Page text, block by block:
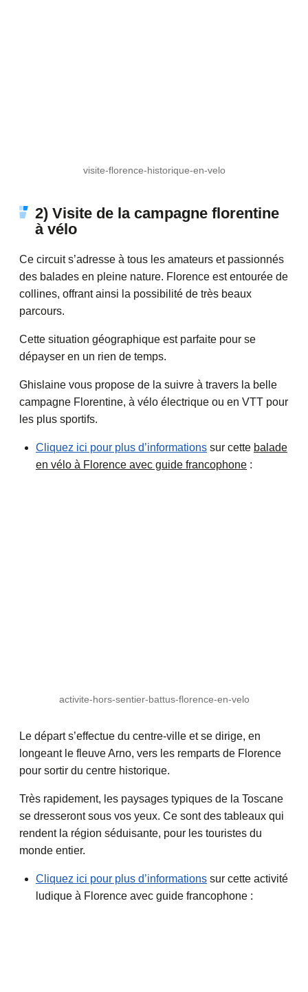
visite-florence-historique-en-velo
2) Visite de la campagne florentine
à vélo
Ce circuit s’adresse à tous les amateurs et passionnés
des balades en pleine nature. Florence est entourée de
collines, offrant ainsi la possibilité de très beaux
parcours.
Cette situation géographique est parfaite pour se
dépayser en un rien de temps.
Ghislaine vous propose de la suivre à travers la belle
campagne Florentine, à vélo électrique ou en VTT pour
les plus sportifs.
Cliquez ici pour plus d’informations sur cette balade
en vélo à Florence avec guide francophone :
activite-hors-sentier-battus-florence-en-velo
Le départ s’effectue du centre-ville et se dirige, en
longeant le fleuve Arno, vers les remparts de Florence
pour sortir du centre historique.
Très rapidement, les paysages typiques de la Toscane
se dresseront sous vos yeux. Ce sont des tableaux qui
rendent la région séduisante, pour les touristes du
monde entier.
Cliquez ici pour plus d’informations sur cette activité
ludique à Florence avec guide francophone :